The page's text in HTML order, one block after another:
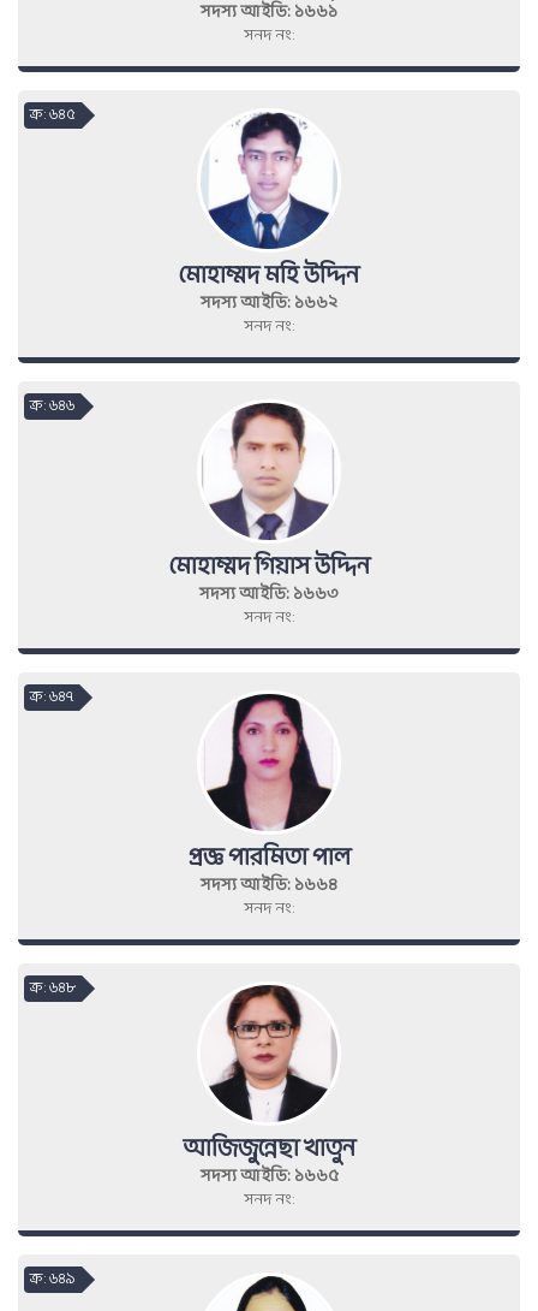
সদস্য আইডি: ১৬৬১
সনদ নং:
মোহাম্মদ মহি উদ্দিন
সদস্য আইডি: ১৬৬২
সনদ নং:
ক্র : ৬৪৫
মোহাম্মদ গিয়াস উদ্দিন
সদস্য আইডি: ১৬৬৩
সনদ নং:
ক্র : ৬৪৬
প্রজ্ঞ পারমিতা পাল
সদস্য আইডি: ১৬৬৪
সনদ নং:
ক্র : ৬৪৭
আজিজুন্নেছা খাতুন
সদস্য আইডি: ১৬৬৫
সনদ নং:
ক্র : ৬৪৮
ক্র : ৬৪৯